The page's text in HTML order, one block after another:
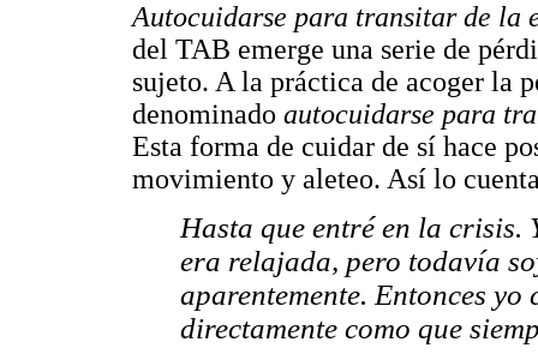
Autocuidarse para transitar de la
del TAB emerge una serie de
sujeto. A la práctica de acoger la
denominado autocuidarse para
Esta forma de cuidar de sí hace
movimiento y aleteo. Así lo
Hasta que entré en la crisis.
era relajada, pero todavía
aparentemente. Entonces
directamente como que